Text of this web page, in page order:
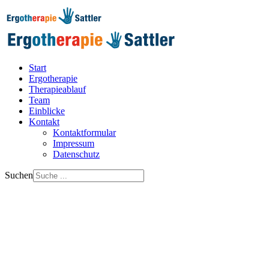
Start
Ergotherapie
Therapieablauf
Team
Einblicke
Kontakt
Kontaktformular
Impressum
Datenschutz
Suchen